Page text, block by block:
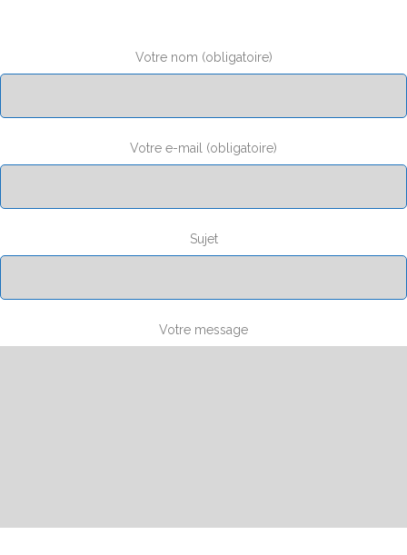
Votre nom (obligatoire)
Votre e-mail (obligatoire)
Sujet
Votre message